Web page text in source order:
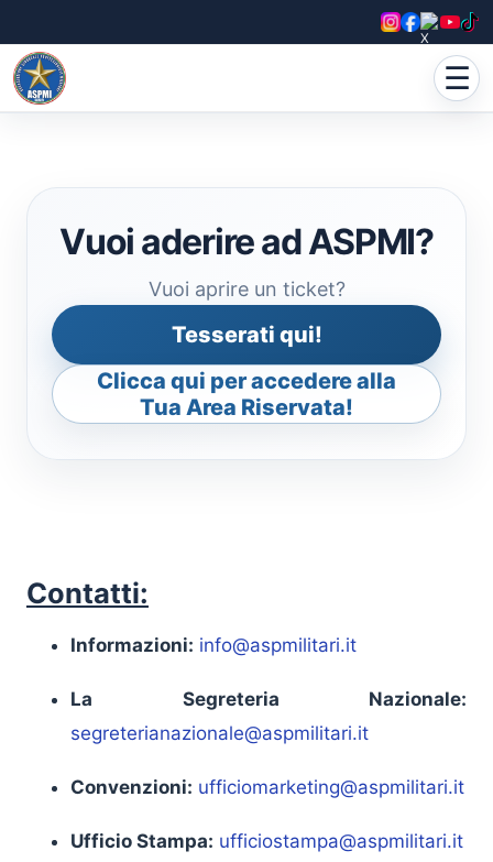
☰
Vuoi aderire ad ASPMI?
Vuoi aprire un ticket?
Tesserati qui!
Clicca qui per accedere alla
Tua Area Riservata!
Contatti:
Informazioni: info@aspmilitari.it
La Segreteria Nazionale:
segreterianazionale@aspmilitari.it
Convenzioni: ufficiomarketing@aspmilitari.it
Ufficio Stampa: ufficiostampa@aspmilitari.it